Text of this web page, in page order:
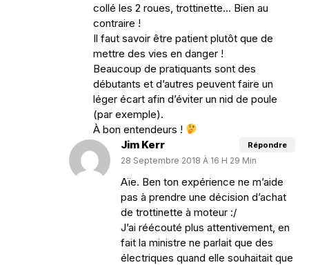
collé les 2 roues, trottinette… Bien au
contraire !
Il faut savoir être patient plutôt que de
mettre des vies en danger !
Beaucoup de pratiquants sont des
débutants et d’autres peuvent faire un
léger écart afin d’éviter un nid de poule
(par exemple).
À bon entendeurs !
Jim Kerr
28 Septembre 2018 À 16 H 29 Min
Aïe. Ben ton expérience ne m’aide
pas à prendre une décision d’achat
de trottinette à moteur :/
J’ai réécouté plus attentivement, en
fait la ministre ne parlait que des
électriques quand elle souhaitait que
Répondre